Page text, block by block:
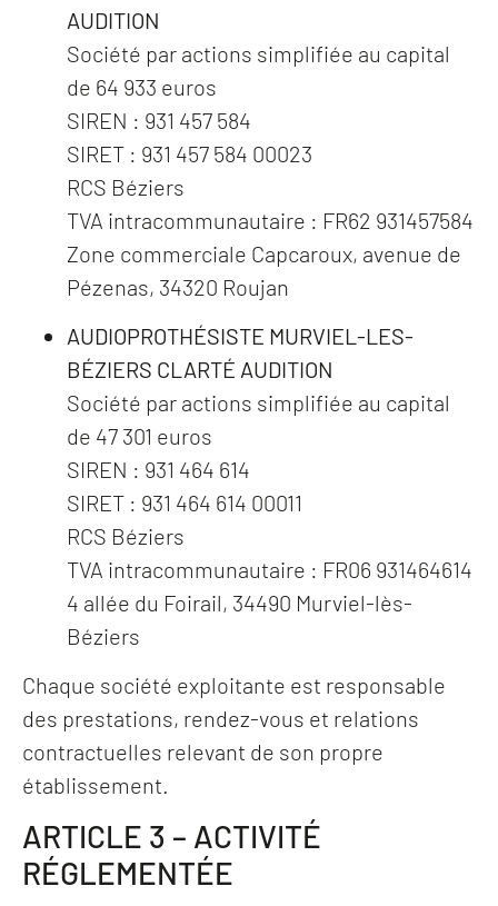
AUDITION
Société par actions simplifiée au capital
de 64 933 euros
SIREN : 931 457 584
SIRET : 931 457 584 00023
RCS Béziers
TVA intracommunautaire : FR62 931457584
Zone commerciale Capcaroux, avenue de
Pézenas, 34320 Roujan
AUDIOPROTHÉSISTE MURVIEL-LES-
BÉZIERS CLARTÉ AUDITION
Société par actions simplifiée au capital
de 47 301 euros
SIREN : 931 464 614
SIRET : 931 464 614 00011
RCS Béziers
TVA intracommunautaire : FR06 931464614
4 allée du Foirail, 34490 Murviel-lès-
Béziers
Chaque société exploitante est responsable
des prestations, rendez-vous et relations
contractuelles relevant de son propre
établissement.
ARTICLE 3 – ACTIVITÉ
RÉGLEMENTÉE